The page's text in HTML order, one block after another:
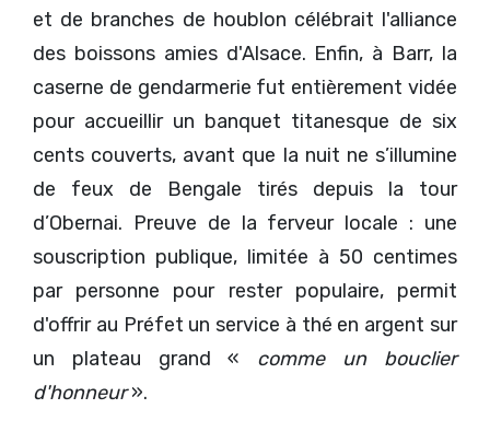
et de branches de houblon célébrait l'alliance
des boissons amies d'Alsace. Enfin, à Barr, la
caserne de gendarmerie fut entièrement vidée
pour accueillir un banquet titanesque de six
cents couverts, avant que la nuit ne s’illumine
de feux de Bengale tirés depuis la tour
d’Obernai. Preuve de la ferveur locale : une
souscription publique, limitée à 50 centimes
par personne pour rester populaire, permit
d'offrir au Préfet un service à thé en argent sur
un plateau grand « comme un bouclier
d'honneur».